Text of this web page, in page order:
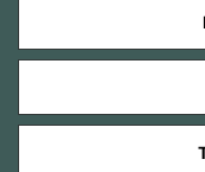
Styrelser og